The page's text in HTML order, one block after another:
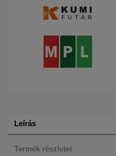
Leírás
Termék részletei